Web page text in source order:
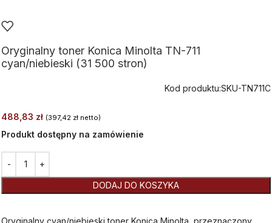
Oryginalny toner Konica Minolta TN-711
cyan/niebieski (31 500 stron)
Kod produktu:SKU-TN711C
488,83 zł (397,42 zł netto)
Produkt dostępny na zamówienie
DODAJ DO KOSZYKA
Oryginalny cyan/niebieski toner Konica Minolta, przeznaczony